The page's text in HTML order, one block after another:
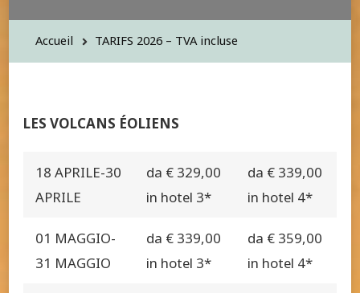
Accueil TARIFS 2026 – TVA incluse
LES VOLCANS ÉOLIENS
18 APRILE-30
APRILE
da € 329,00
in hotel 3*
da € 339,00
in hotel 4*
01 MAGGIO-
31 MAGGIO
da € 339,00
in hotel 3*
da € 359,00
in hotel 4*